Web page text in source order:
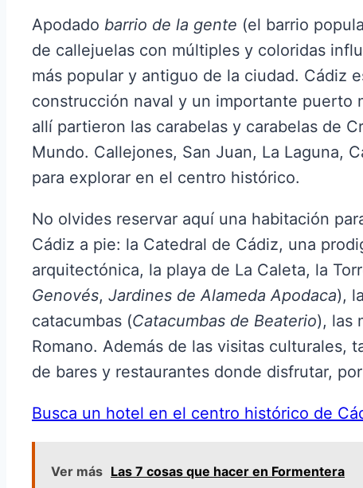
Apodado barrio de la gente (el barrio
de callejuelas con múltiples y coloridas
más popular y antiguo de la ciudad. Cádiz
construcción naval y un importante puerto
allí partieron las carabelas y carabelas de
Mundo. Callejones, San Juan, La Laguna,
para explorar en el centro histórico.
No olvides reservar aquí una habitación
Cádiz a pie: la Catedral de Cádiz, una
arquitectónica, la playa de La Caleta, la
Genovés, Jardines de Alameda Apodaca),
catacumbas (Catacumbas de Beaterio), las
Romano. Además de las visitas culturales,
de bares y restaurantes donde disfrutar,
Busca un hotel en el centro histórico de
Ver más Las 7 cosas que hacer en Formentera